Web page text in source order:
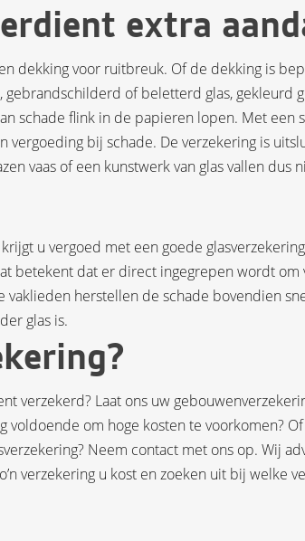
extra
dekking voor ruitbreuk. Of de dekking is
of beletterd glas, gekleurd
schade flink in de papieren lopen. Met een
bij schade. De verzekering is
vaas of een kunstwerk van glas vallen dus
u vergoed met een goede
betekent dat er direct ingegrepen wordt om
herstellen de schade bovendien
glas is.
verzekerd? Laat ons uw
voldoende om hoge kosten te voorkomen?
Neem contact met ons op. Wij
verzekering u kost en zoeken uit bij welke